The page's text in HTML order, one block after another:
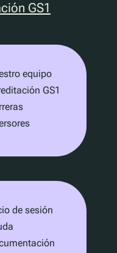
GS1
equipo
GS1
de sesión